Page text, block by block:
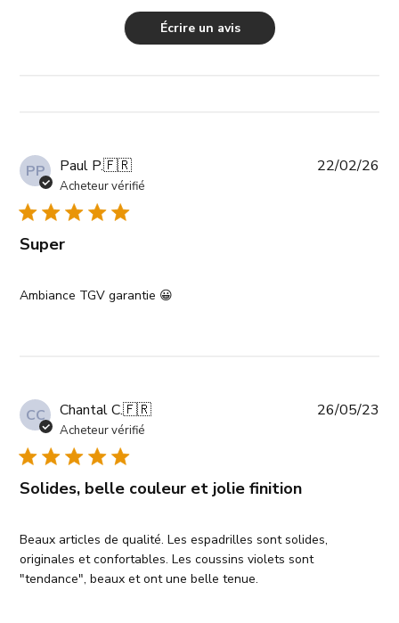
Écrire un avis
PP Paul P.🇫🇷
Acheteur vérifié
Super
Ambiance TGV garantie 😀
22/02/26
CC Chantal C.🇫🇷
Acheteur vérifié
Solides, belle couleur et jolie finition
Beaux articles de qualité. Les espadrilles sont solides,
originales et confortables. Les coussins violets sont
"tendance", beaux et ont une belle tenue.
26/05/23